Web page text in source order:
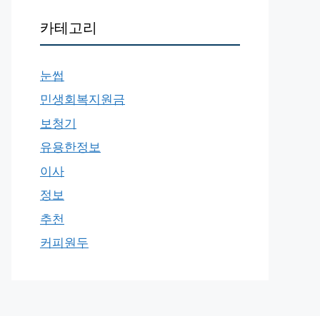
카테고리
눈썹
민생회복지원금
보청기
유용한정보
이사
정보
추천
커피원두